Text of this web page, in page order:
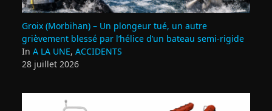
Groix (Morbihan) – Un plongeur tué, un autre
grièvement blessé par l’hélice d’un bateau semi-rigide
In A LA UNE, ACCIDENTS
28 juillet 2026